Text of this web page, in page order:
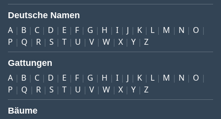
Deutsche Namen
A B C D E F G H I J K L M N
O
P
Q R S T U V W X Y Z
Gattungen
A B C D E F G H I J K L M N
O
P
Q R S T U V W X Y Z
Bäume